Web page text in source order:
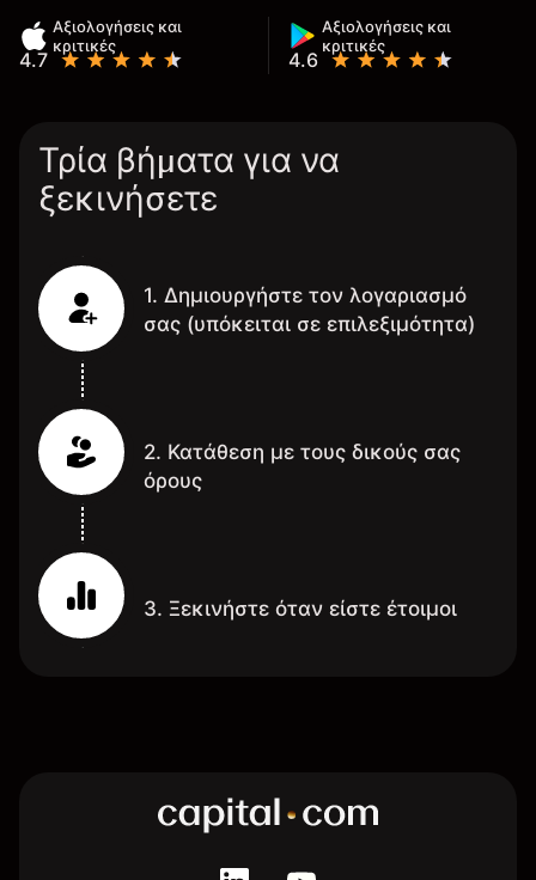
Αξιολογήσεις και
κριτικές
4.7
Αξιολογήσεις και
κριτικές
4.6
Τρία βήματα για να
ξεκινήσετε
1. Δημιουργήστε τον λογαριασμό
σας (υπόκειται σε επιλεξιμότητα)
2. Κατάθεση με τους δικούς σας
όρους
3. Ξεκινήστε όταν είστε έτοιμοι